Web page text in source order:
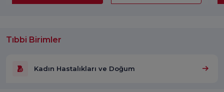
Tıbbi Birimler
Kadın Hastalıkları ve Doğum